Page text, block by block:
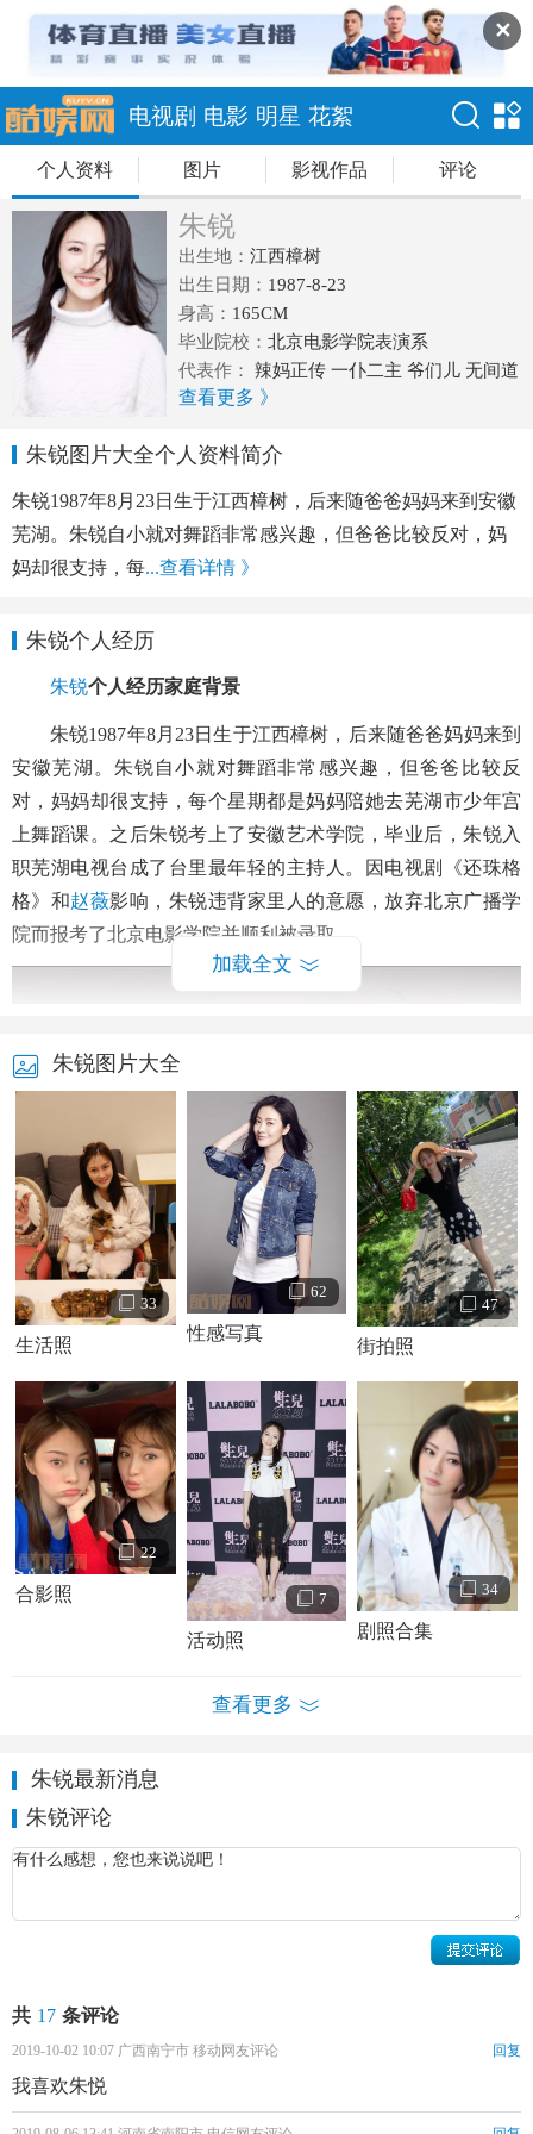
✕
电视剧 电影 明星 花絮
个人资料 图片 影视作品 评论
朱锐
出生地： 江西樟树
出生日期： 1987-8-23
身高： 165CM
毕业院校： 北京电影学院表演系
代表作：
辣妈正传 一仆二主 爷们儿 无间道
真心想让你幸福 天盛长歌
查看更多 》
朱锐图片大全个人资料简介
朱锐1987年8月23日生于江西樟树，后来随爸爸妈妈来到安徽
芜湖。朱锐自小就对舞蹈非常感兴趣，但爸爸比较反对，妈
妈却很支持，每...查看详情 》
朱锐个人经历
朱锐个人经历家庭背景
朱锐1987年8月23日生于江西樟树，后来随爸爸妈妈来到
安徽芜湖。朱锐自小就对舞蹈非常感兴趣，但爸爸比较反
对，妈妈却很支持，每个星期都是妈妈陪她去芜湖市少年宫
上舞蹈课。之后朱锐考上了安徽艺术学院，毕业后，朱锐入
职芜湖电视台成了台里最年轻的主持人。因电视剧《还珠格
格》和赵薇影响，朱锐违背家里人的意愿，放弃北京广播学
院而报考了北京电影学院并顺利被录取。
朱锐个人资料简介 朱锐家庭背景
朱锐演绎经历：
1996年朱锐主持安徽卫视举办《安徽省少儿航模大
赛》。
1997年朱锐在由冷杉导演的《月缺月圆》时出演小方
2003年朱锐考入安徽芜湖电视台，与毛威主持综艺娱乐
谢霆锋、胡可
饰演兰香一角。
2007年9月13日，历史剧《大唐儒将开漳圣王》开机，朱
锐在该剧中饰演“何飞雪”一角。
加载全文
朱锐图片大全
33
生活照
62
性感写真
47
街拍照
22
合影照 7
活动照
34
剧照合集
查看更多
朱锐最新消息
朱锐评论
共 17 条评论
2019-10-02 10:07 广西南宁市 移动网友评论 回复
我喜欢朱悦